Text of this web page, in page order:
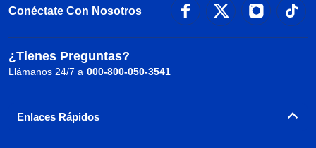
Conéctate Con Nosotros
¿Tienes Preguntas?
Llámanos 24/7 a 000-800-050-3541
Enlaces Rápidos